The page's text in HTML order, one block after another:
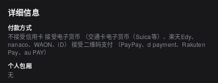
详细信息
付款方式
不接受信用卡 接受电子货币 （交通卡电子货币（Suica等）、楽天Edy、
nanaco、WAON、iD） 接受二维码支付 （PayPay、d payment、Rakuten
Pay、au PAY）
个人包厢
无